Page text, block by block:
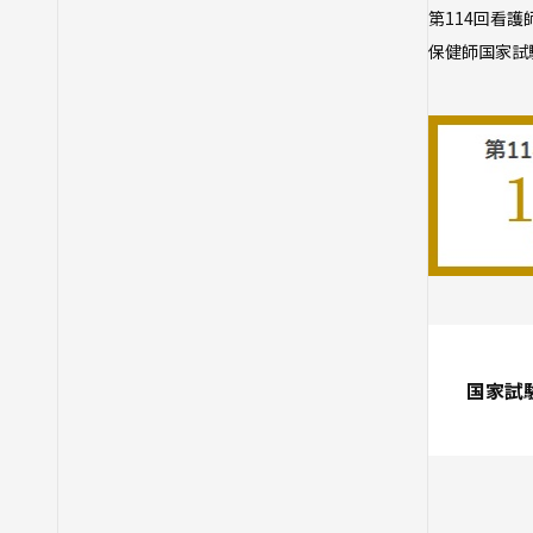
第114回看護
保健師国家
国家試